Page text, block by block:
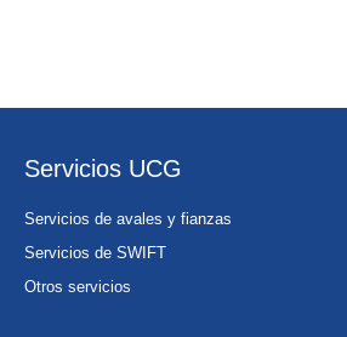
Servicios UCG
Servicios de avales y fianzas
Servicios de SWIFT
Otros servicios